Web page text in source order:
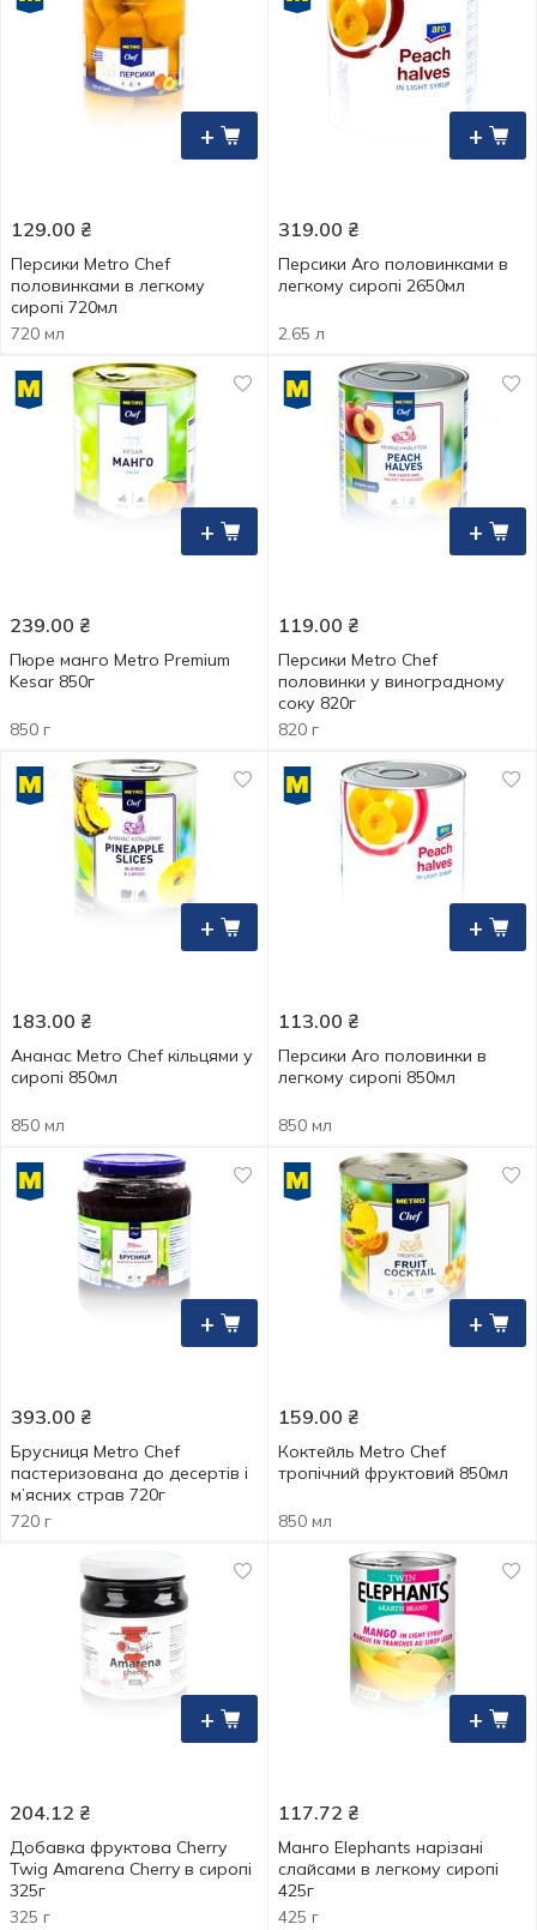
+
129.00 ₴
Персики Metro Chef
половинками в легкому
сиропі 720мл
720 мл
+
319.00 ₴
Персики Aro половинками в
легкому сиропі 2650мл
2.65 л
+
239.00 ₴
Пюре манго Metro Premium
Kesar 850г
850 г
+
119.00 ₴
Персики Metro Chef
половинки у виноградному
соку 820г
820 г
+
183.00 ₴
Ананас Metro Chef кільцями у
сиропі 850мл
850 мл
+
113.00 ₴
Персики Aro половинки в
легкому сиропі 850мл
850 мл
+
393.00 ₴
Брусниця Metro Chef
пастеризована до десертів і
м’ясних страв 720г
720 г
+
159.00 ₴
Коктейль Metro Chef
тропічний фруктовий 850мл
850 мл
+
204.12 ₴
Добавка фруктова Cherry
Twig Amarena Cherry в сиропі
325г
325 г
+
117.72 ₴
Манго Elephants нарізані
слайсами в легкому сиропі
425г
425 г